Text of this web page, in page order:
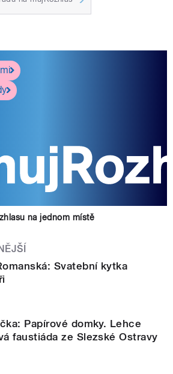
na jednom místě
Svatební kytka
Papírové domky. Lehce
faustiáda ze Slezské Ostravy